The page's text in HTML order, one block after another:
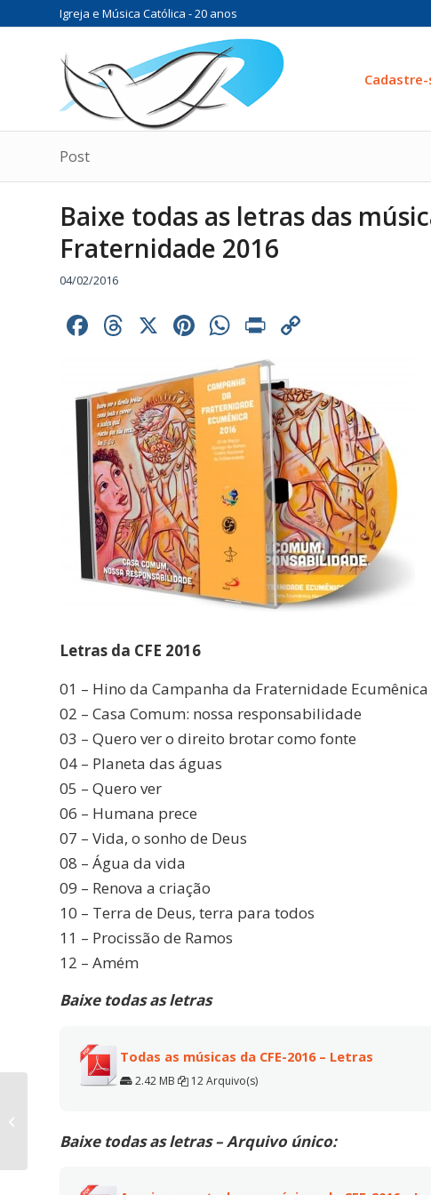
Igreja e Música Católica - 20 anos
Cadastre-
Post
Baixe todas as letras das
Fraternidade 2016
04/02/2016
Facebook
Threads
X Pinterest
WhatsApp
Print
Letras da CFE 2016
01 – Hino da Campanha da Fraternidade
02 – Casa Comum: nossa responsabilidade
03 – Quero ver o direito brotar como fonte
04 – Planeta das águas
05 – Quero ver
06 – Humana prece
07 – Vida, o sonho de Deus
08 – Água da vida
09 – Renova a criação
10 – Terra de Deus, terra para todos
11 – Procissão de Ramos
12 – Amém
Baixe todas as letras
Todas as músicas da CFE-2016 – Letras
2.42 MB 12 Arquivo(s)
Baixe todas as letras – Arquivo único:
rádios